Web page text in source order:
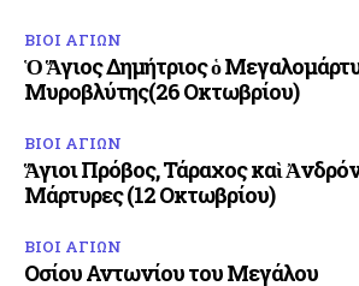
ΒΙΟΙ ΑΓΙΩΝ
Ὁ Ἅγιος Δημήτριος ὁ
Μυροβλύτης(26 Οκτωβρίου)
ΒΙΟΙ ΑΓΙΩΝ
Ἅγιοι Πρόβος, Τάραχος καὶ
Μάρτυρες (12 Οκτωβρίου)
ΒΙΟΙ ΑΓΙΩΝ
Οσίου Αντωνίου του Μεγάλου